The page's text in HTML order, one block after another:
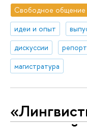
Свободное общение
идеи и опыт
дискуссии
магистратура